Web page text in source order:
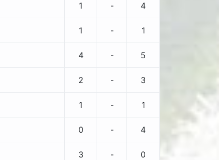
1 - 4
1 - 1
4 - 5
2 - 3
1 - 1
0 - 4
3 - 0